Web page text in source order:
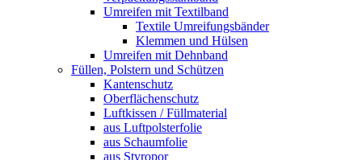
Umreifen mit Textilband
Textile Umreifungsbänder
Klemmen und Hülsen
Umreifen mit Dehnband
Füllen, Polstern und Schützen
Kantenschutz
Oberflächenschutz
Luftkissen / Füllmaterial
aus Luftpolsterfolie
aus Schaumfolie
aus Styropor